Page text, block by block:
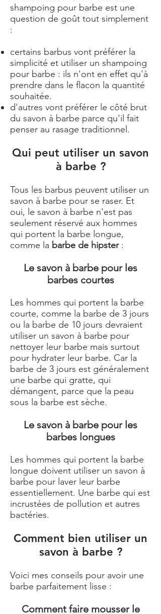
shampoing pour barbe est une
question de goût tout simplement
:
certains barbus vont préférer la
simplicité et utiliser un shampoing
pour barbe : ils n'ont en effet qu'à
prendre dans le flacon la quantité
souhaitée.
d'autres vont préférer le côté brut
du savon à barbe parce qu'il fait
penser au rasage traditionnel.
Qui peut utiliser un savon
à barbe ?
Tous les barbus peuvent utiliser un
savon à barbe pour se raser. Et
oui, le savon à barbe n'est pas
seulement réservé aux hommes
qui portent la barbe longue,
comme la barbe de hipster:
Le savon à barbe pour les
barbes courtes
Les hommes qui portent la barbe
courte, comme la barbe de 3 jours
ou la barbe de 10 jours devraient
utiliser un savon à barbe pour
nettoyer leur barbe mais surtout
pour hydrater leur barbe. Car la
barbe de 3 jours est généralement
une barbe qui gratte, qui
démangent, parce que la peau
sous la barbe est sèche.
Le savon à barbe pour les
barbes longues
Les hommes qui portent la barbe
longue doivent utiliser un savon à
barbe pour laver leur barbe
essentiellement. Une barbe qui est
incrustées de pollution et autres
bactéries.
Comment bien utiliser un
savon à barbe ?
Voici mes conseils pour avoir une
barbe parfaitement lisse :
Comment faire mousser le